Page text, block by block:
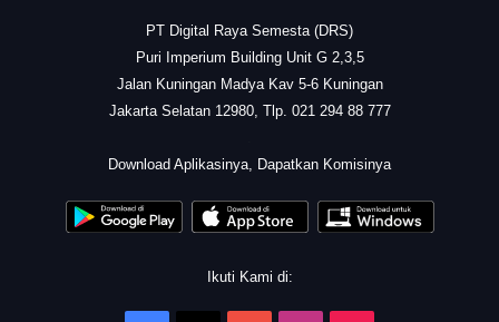
PT Digital Raya Semesta (DRS)
Puri Imperium Building Unit G 2,3,5
Jalan Kuningan Madya Kav 5-6 Kuningan
Jakarta Selatan 12980, Tlp. 021 294 88 777
Download Aplikasinya, Dapatkan Komisinya
Ikuti Kami di: